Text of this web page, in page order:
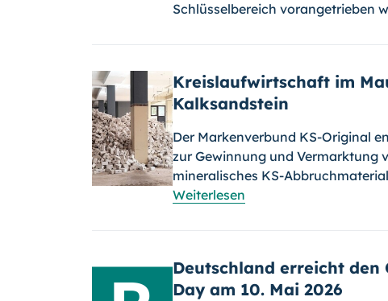
Schlüsselbereich vorangetrieben
Kreislaufwirtschaft im
Kalksandstein
Der Markenverbund KS-Original
zur Gewinnung und Vermarktung
mineralisches KS-
Weiterlesen
Deutschland erreicht den
Day am 10. Mai 2026